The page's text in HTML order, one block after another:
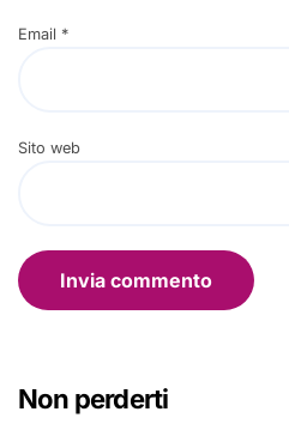
Email *
Sito web
Non perderti